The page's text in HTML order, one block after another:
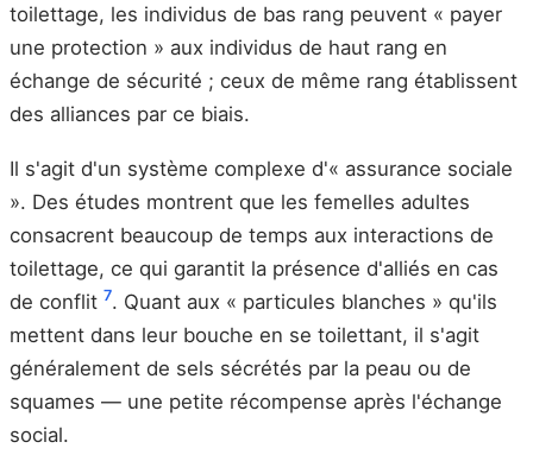
toilettage, les individus de bas rang peuvent « payer
une protection » aux individus de haut rang en
échange de sécurité ; ceux de même rang établissent
des alliances par ce biais.
Il s'agit d'un système complexe d'« assurance sociale
». Des études montrent que les femelles adultes
consacrent beaucoup de temps aux interactions de
toilettage, ce qui garantit la présence d'alliés en cas
de conflit 7. Quant aux « particules blanches » qu'ils
mettent dans leur bouche en se toilettant, il s'agit
généralement de sels sécrétés par la peau ou de
squames — une petite récompense après l'échange
social.